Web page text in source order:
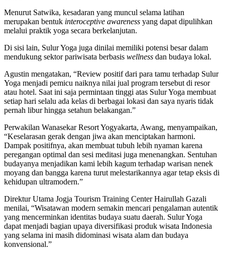
Menurut Satwika, kesadaran yang muncul selama latihan
merupakan bentuk interoceptive awareness yang dapat dipulihkan
melalui praktik yoga secara berkelanjutan.
Di sisi lain, Sulur Yoga juga dinilai memiliki potensi besar dalam
mendukung sektor pariwisata berbasis wellness dan budaya lokal.
Agustin mengatakan, “Review positif dari para tamu terhadap Sulur
Yoga menjadi pemicu naiknya nilai jual program tersebut di resor
atau hotel. Saat ini saja permintaan tinggi atas Sulur Yoga membuat
setiap hari selalu ada kelas di berbagai lokasi dan saya nyaris tidak
pernah libur hingga setahun belakangan.”
Perwakilan Wanasekar Resort Yogyakarta, Awang, menyampaikan,
“Keselarasan gerak dengan jiwa akan menciptakan harmoni.
Dampak positifnya, akan membuat tubuh lebih nyaman karena
peregangan optimal dan sesi meditasi juga menenangkan. Sentuhan
budayanya menjadikan kami lebih kagum terhadap warisan nenek
moyang dan bangga karena turut melestarikannya agar tetap eksis di
kehidupan ultramodern.”
Direktur Utama Jogja Tourism Training Center Hairullah Gazali
menilai, “Wisatawan modern semakin mencari pengalaman autentik
yang mencerminkan identitas budaya suatu daerah. Sulur Yoga
dapat menjadi bagian upaya diversifikasi produk wisata Indonesia
yang selama ini masih didominasi wisata alam dan budaya
konvensional.”